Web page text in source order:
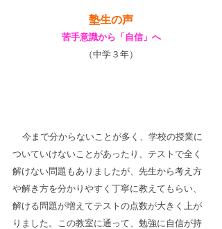
塾生の声
苦手意識から「自信」へ
（中学３年）
今まで分からないことが多く、学校の授業に
ついていけないことがあったり、テストで全く
解けない問題もありましたが、先生から考え方
や解き方を分かりやすく丁寧に教えてもらい、
解ける問題が増えてテストの点数が大きく上が
りました。この教室に通って、勉強に自信が持